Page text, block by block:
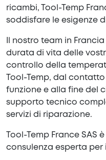
ricambi, Tool-Temp
soddisfare le esigenze
Il nostro team in
durata di vita delle
controllo della
Tool-Temp, dal
funzione e alla fine del
supporto tecnico
servizi di riparazione.
Tool-Temp France SAS
consulenza esperta